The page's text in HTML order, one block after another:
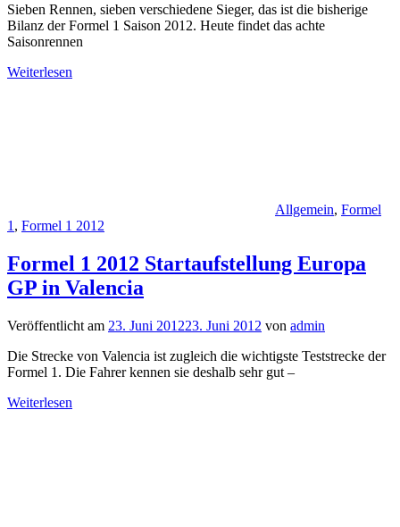
Sieben Rennen, sieben verschiedene Sieger, das ist die bisherige
Bilanz der Formel 1 Saison 2012. Heute findet das achte
Saisonrennen
Weiterlesen
Allgemein, Formel
1, Formel 1 2012
Formel 1 2012 Startaufstellung Europa
GP in Valencia
Veröffentlicht am 23. Juni 201223. Juni 2012 von admin
Die Strecke von Valencia ist zugleich die wichtigste Teststrecke der
Formel 1. Die Fahrer kennen sie deshalb sehr gut –
Weiterlesen